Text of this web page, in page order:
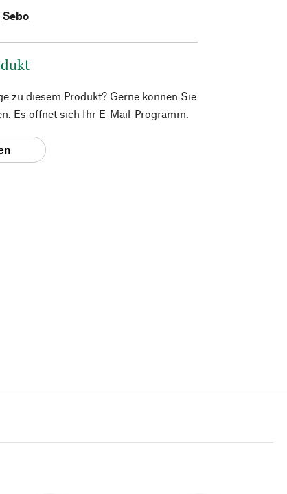
Sebo
zu diesem Produkt? Gerne können Sie
Es öffnet sich Ihr E-Mail-Programm.